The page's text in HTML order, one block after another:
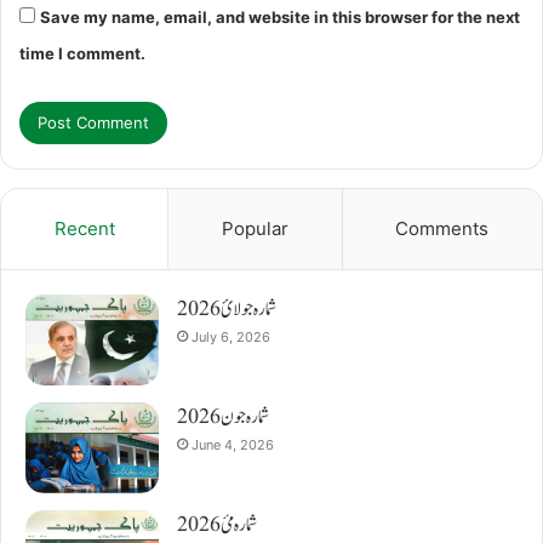
Save my name, email, and website in this browser for the next
time I comment.
Recent Popular Comments
شمارہ جولائ 2026
July 6, 2026
شمارہ جون 2026
June 4, 2026
شمارہ مئ 2026